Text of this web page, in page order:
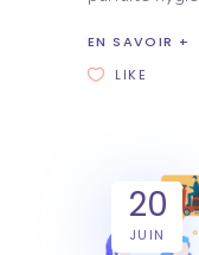
EN SAVOIR +
LIKE
20
JUIN